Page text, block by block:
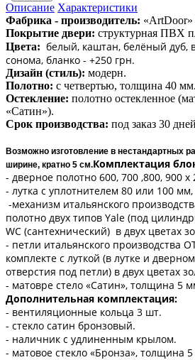
Описание Характеристики
Фабрика - производитель: «ArtDoor»
Покрытие двери: структурная ПВХ
Цвета: белый, каштан, белёный дуб,
сонома, бланко - +250 грн.
Дизайн (стиль): модерн.
Полотно: с четвертью, толщина 40 мм.
Остекление: полотно остекленное
«Сатин»).
Срок производства: под заказ 30 дней
Возможно изготовление в нестандартных
ширине, кратно 5 см.Комплектация
- дверное полотно 600, 700 ,800, 900 х
- лутка с уплотнителем 80 или 100
-механизм итальянского
полотно двух типов Yale (под
WC (сантехнический) в двух цветах
- петли итальянского производства
комплекте с луткой (в лутке и
отверстия под петли) в двух цветах
- матовре стело «Сатин», толщина 5
Дополнительная комплектация:
- вентиляционные кольца 3 шт.
- стекло сатин бронзовый.
- наличник с удлиненным крылом.
- матовое стекло «Бронза», толщина